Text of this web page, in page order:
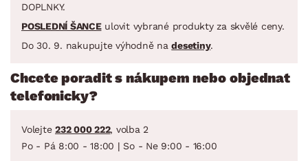
DOPLNKY.
POSLEDNÍ ŠANCEulovit vybrané produkty za skvělé ceny.
Do 30. 9. nakupujte výhodně nadesetiny.
Chcete poradit s nákupem nebo objednat
telefonicky?
Volejte 232 000 222, volba 2
Po - Pá 8:00 - 18:00 | So - Ne 9:00 - 16:00